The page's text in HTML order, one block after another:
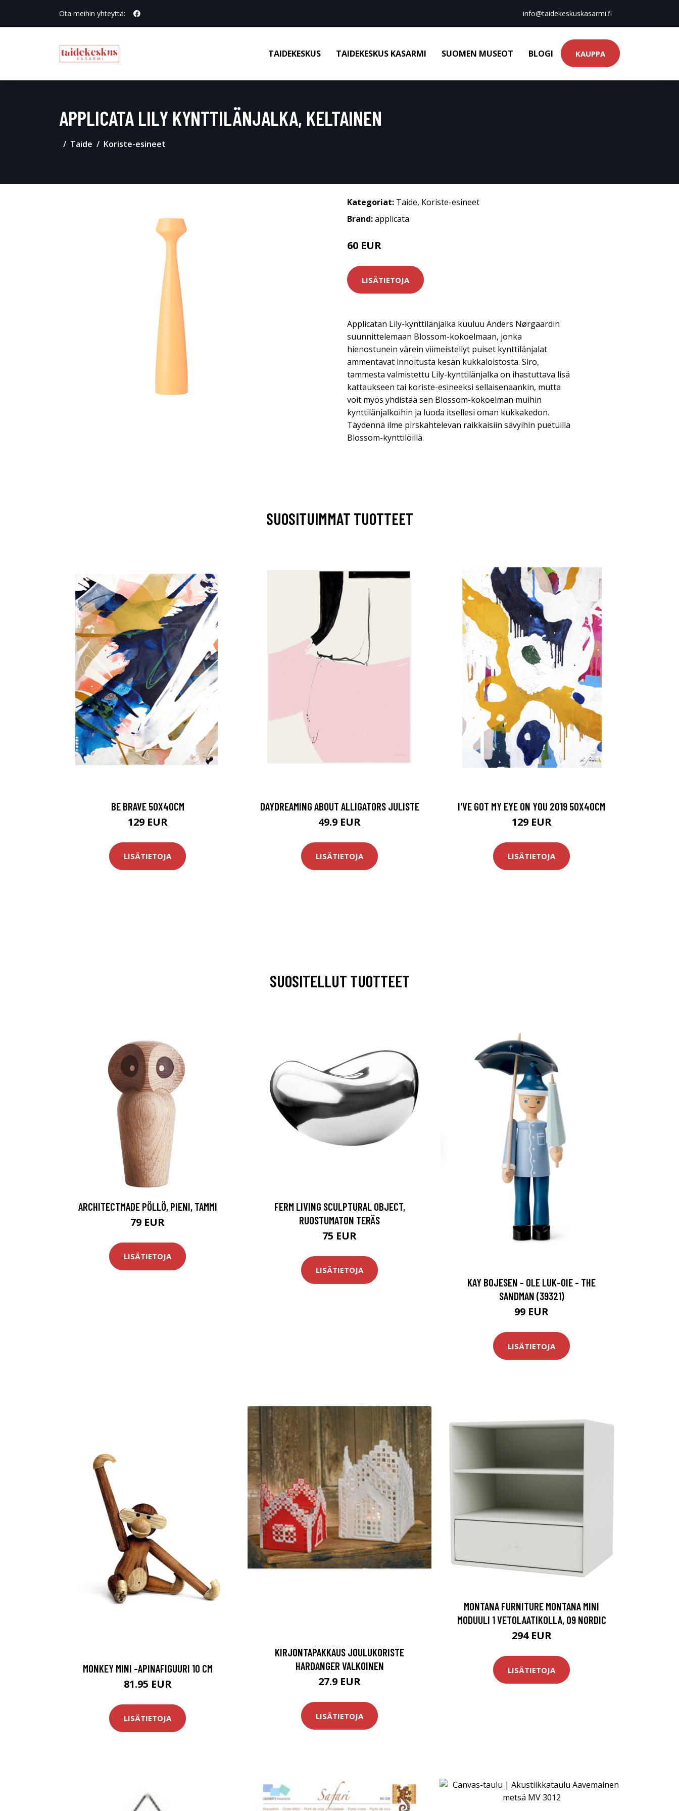
Ota meihin yhteyttä: info@taidekeskuskasarmi.fi
TAIDEKESKUS TAIDEKESKUS KASARMI SUOMEN MUSEOT BLOGI KAUPPA
APPLICATA LILY KYNTTILÄNJALKA, KELTAINEN
Taide Koriste-esineet
Kategoriat: Taide, Koriste-esineet
Brand:applicata
60 EUR
LISÄTIETOJA
Applicatan Lily-kynttilänjalka kuuluu Anders Nørgaardin
suunnittelemaan Blossom-kokoelmaan, jonka
hienostunein värein viimeistellyt puiset kynttilänjalat
ammentavat innoitusta kesän kukkaloistosta. Siro,
tammesta valmistettu Lily-kynttilänjalka on ihastuttava lisä
kattaukseen tai koriste-esineeksi sellaisenaankin, mutta
voit myös yhdistää sen Blossom-kokoelman muihin
kynttilänjalkoihin ja luoda itsellesi oman kukkakedon.
Täydennä ilme pirskahtelevan raikkaisiin sävyihin puetuilla
Blossom-kynttilöillä.
SUOSITUIMMAT TUOTTEET
BE BRAVE 50X40CM
129 EUR
LISÄTIETOJA
DAYDREAMING ABOUT ALLIGATORS JULISTE
49.9 EUR
LISÄTIETOJA
I'VE GOT MY EYE ON YOU 2019 50X40CM
129 EUR
LISÄTIETOJA
SUOSITELLUT TUOTTEET
ARCHITECTMADE PÖLLÖ, PIENI, TAMMI
79 EUR
LISÄTIETOJA
FERM LIVING SCULPTURAL OBJECT,
RUOSTUMATON TERÄS
75 EUR
LISÄTIETOJA
KAY BOJESEN - OLE LUK-OIE - THE
SANDMAN (39321)
99 EUR
LISÄTIETOJA
MONKEY MINI -APINAFIGUURI 10 CM
81.95 EUR
LISÄTIETOJA
KIRJONTAPAKKAUS JOULUKORISTE
HARDANGER VALKOINEN
27.9 EUR
LISÄTIETOJA
MONTANA FURNITURE MONTANA MINI
MODUULI 1 VETOLAATIKOLLA, 09 NORDIC
294 EUR
LISÄTIETOJA